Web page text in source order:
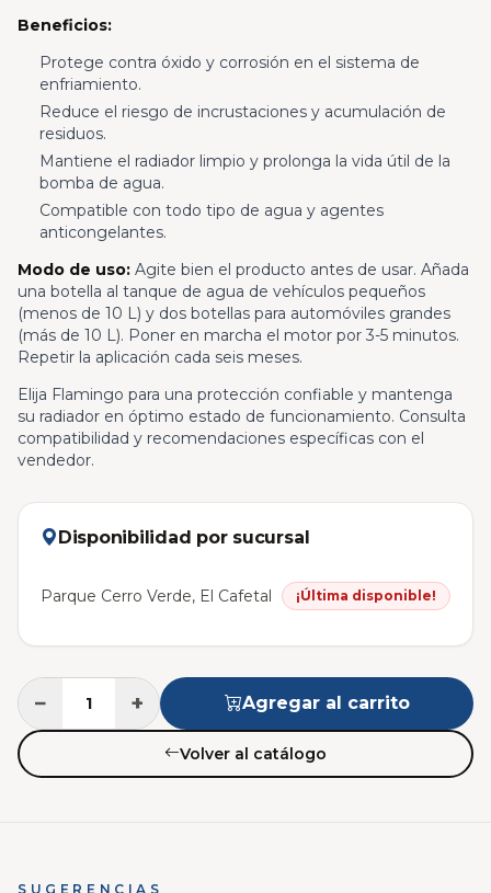
Beneficios:
Protege contra óxido y corrosión en el sistema de
enfriamiento.
Reduce el riesgo de incrustaciones y acumulación de
residuos.
Mantiene el radiador limpio y prolonga la vida útil de la
bomba de agua.
Compatible con todo tipo de agua y agentes
anticongelantes.
Modo de uso: Agite bien el producto antes de usar. Añada
una botella al tanque de agua de vehículos pequeños
(menos de 10 L) y dos botellas para automóviles grandes
(más de 10 L). Poner en marcha el motor por 3-5 minutos.
Repetir la aplicación cada seis meses.
Elija Flamingo para una protección confiable y mantenga
su radiador en óptimo estado de funcionamiento. Consulta
compatibilidad y recomendaciones específicas con el
vendedor.
Disponibilidad por sucursal
Parque Cerro Verde, El Cafetal ¡Última disponible!
− + Agregar al carrito
Volver al catálogo
SUGERENCIAS